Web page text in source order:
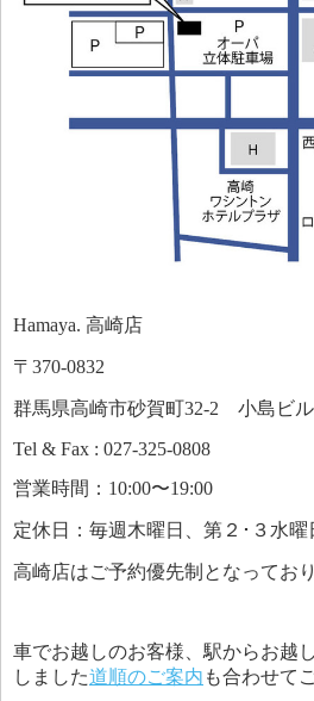
Hamaya. 高崎店
〒370-0832
群馬県高崎市砂賀町32-2 小島ビ
Tel & Fax : 027-325-0808
営業時間：10:00〜19:00
定休日：毎週木曜日、第２･３水曜
高崎店はご予約優先制となっており
車でお越しのお客様、駅からお越
しました道順のご案内 も合わせて